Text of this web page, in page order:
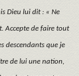
Dieu lui dit : « Ne
Accepte de faire tout
descendants que je
de lui une nation,